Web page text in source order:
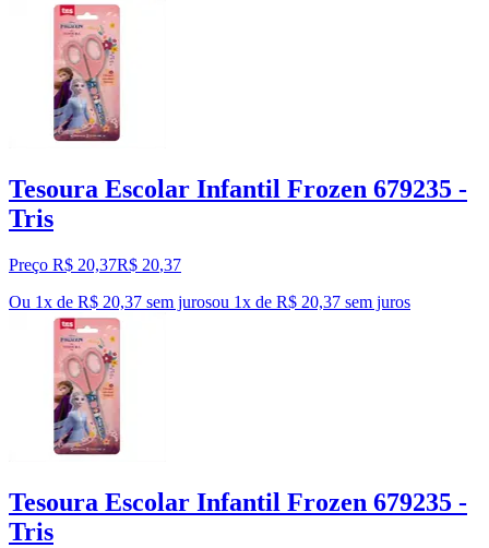
Tesoura Escolar Infantil Frozen 679235 -
Tris
Preço R$ 20,37R$ 20,37
Ou 1x de R$ 20,37 sem jurosou 1x de R$ 20,37 sem juros
Tesoura Escolar Infantil Frozen 679235 -
Tris